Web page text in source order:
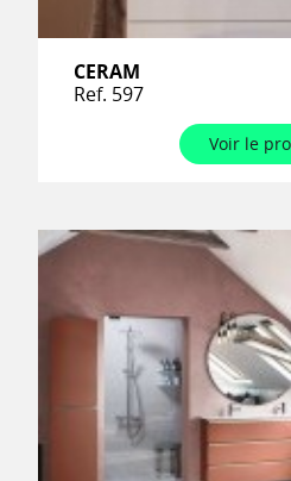
CERAM
Ref. 597
Voir le